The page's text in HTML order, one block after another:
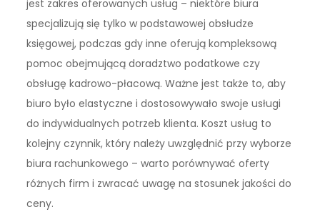
jest zakres oferowanych usług – niektóre biura
specjalizują się tylko w podstawowej obsłudze
księgowej, podczas gdy inne oferują kompleksową
pomoc obejmującą doradztwo podatkowe czy
obsługę kadrowo-płacową. Ważne jest także to, aby
biuro było elastyczne i dostosowywało swoje usługi
do indywidualnych potrzeb klienta. Koszt usług to
kolejny czynnik, który należy uwzględnić przy wyborze
biura rachunkowego – warto porównywać oferty
różnych firm i zwracać uwagę na stosunek jakości do
ceny.